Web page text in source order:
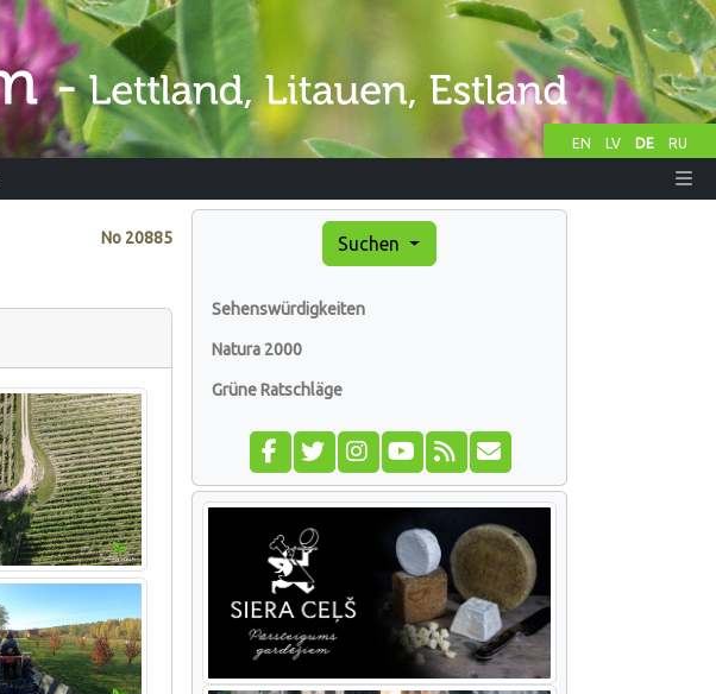
EN LV DE RU
No 20885 Suchen
Sehenswürdigkeiten
Natura 2000
Grüne Ratschläge